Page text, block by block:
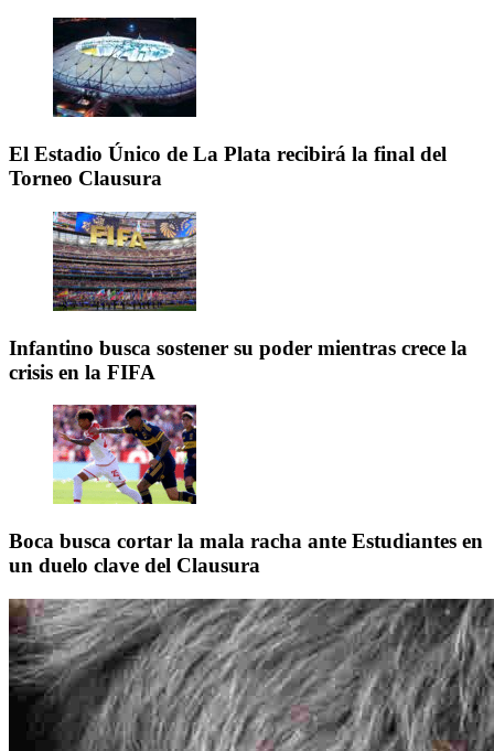
El Estadio Único de La Plata recibirá la final del
Torneo Clausura
Infantino busca sostener su poder mientras crece la
crisis en la FIFA
Boca busca cortar la mala racha ante Estudiantes en
un duelo clave del Clausura